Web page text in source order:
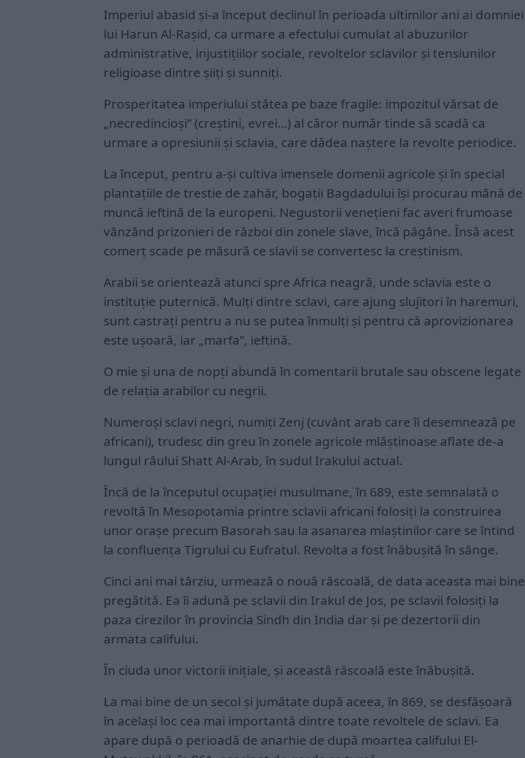
Imperiul abasid și-a început declinul în perioada ultimilor ani ai domniei
lui Harun Al-Rașid, ca urmare a efectului cumulat al abuzurilor
administrative, injustițiilor sociale, revoltelor sclavilor și tensiunilor
religioase dintre șiiți și sunniți.
Prosperitatea imperiului stătea pe baze fragile: impozitul vărsat de
„necredincioși” (creștini, evrei…) al căror număr tinde să scadă ca
urmare a opresiunii și sclavia, care dădea naștere la revolte periodice.
La început, pentru a-și cultiva imensele domenii agricole și în special
plantațiile de trestie de zahăr, bogații Bagdadului își procurau mână de
muncă ieftină de la europeni. Negustorii venețieni fac averi frumoase
vânzând prizonieri de război din zonele slave, încă păgâne. Însă acest
comerț scade pe măsură ce slavii se convertesc la creștinism.
Arabii se orientează atunci spre Africa neagră, unde sclavia este o
instituție puternică. Mulți dintre sclavi, care ajung slujitori în haremuri,
sunt castrați pentru a nu se putea înmulți și pentru că aprovizionarea
este ușoară, iar „marfa”, ieftină.
O mie și una de nopți abundă în comentarii brutale sau obscene legate
de relația arabilor cu negrii.
Numeroși sclavi negri, numiți Zenj (cuvânt arab care îi desemnează pe
africani), trudesc din greu în zonele agricole mlăștinoase aflate de-a
lungul râului Shatt Al-Arab, în sudul Irakului actual.
Încă de la începutul ocupației musulmane, în 689, este semnalată o
revoltă în Mesopotamia printre sclavii africani folosiți la construirea
unor orașe precum Basorah sau la asanarea mlaștinilor care se întind
la confluența Tigrului cu Eufratul. Revolta a fost înăbușită în sânge.
Cinci ani mai târziu, urmează o nouă răscoală, de data aceasta mai bine
pregătită. Ea îi adună pe sclavii din Irakul de Jos, pe sclavii folosiți la
paza cirezilor în provincia Sindh din India dar și pe dezertorii din
armata califului.
În ciuda unor victorii inițiale, și această răscoală este înăbușită.
La mai bine de un secol și jumătate după aceea, în 869, se desfășoară
în același loc cea mai importantă dintre toate revoltele de sclavi. Ea
apare după o perioadă de anarhie de după moartea califului El-